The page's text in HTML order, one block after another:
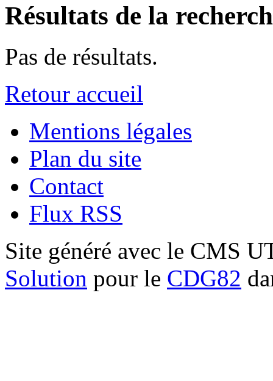
Résultats de la
Pas de résultats.
Retour accueil
Mentions légales
Plan du site
Contact
Flux RSS
Site généré avec le CMS
Solution pour le CDG82